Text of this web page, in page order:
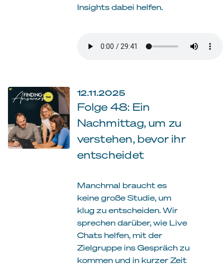
Insights dabei helfen.
12.11.2025
Folge 48: Ein
Nachmittag, um zu
verstehen, bevor ihr
entscheidet
Manchmal braucht es
keine große Studie, um
klug zu entscheiden. Wir
sprechen darüber, wie Live
Chats helfen, mit der
Zielgruppe ins Gespräch zu
kommen und in kurzer Zeit